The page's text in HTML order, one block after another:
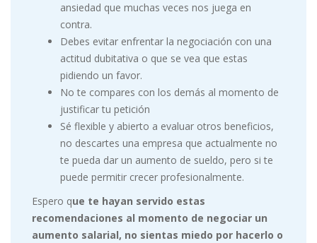
ansiedad que muchas veces nos juega en
contra.
Debes evitar enfrentar la negociación con una
actitud dubitativa o que se vea que estas
pidiendo un favor.
No te compares con los demás al momento de
justificar tu petición
Sé flexible y abierto a evaluar otros beneficios,
no descartes una empresa que actualmente no
te pueda dar un aumento de sueldo, pero si te
puede permitir crecer profesionalmente.
Espero que te hayan servido estas
recomendaciones al momento de negociar un
aumento salarial, no sientas miedo por hacerlo o